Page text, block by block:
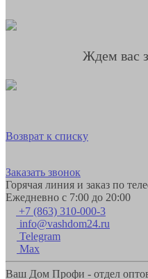
Ждем вас
Возврат к списку
Заказать звонок
Горячая линия и заказ по
Ежедневно с 7:00 до 20:00
+7 (863) 310-000-3
info@vashdom24.ru
Telegram
Max
Ваш Дом Профи - отдел